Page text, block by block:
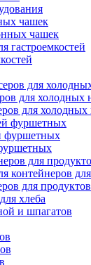
чашек
чашек
гастроемкостей
для
для холодных
для холодных
фуршетных
фуршетных
для
контейнеров
для продуктов
хлеба
и шпагатов